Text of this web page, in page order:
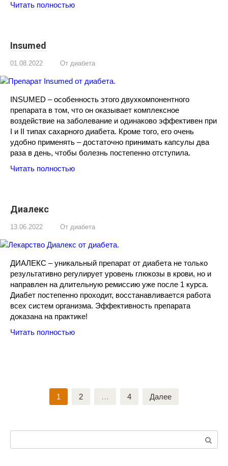
Читать полностью
Insumed
01.08.2022 От диабета
INSUMED – особенность этого двухкомпонентного
препарата в том, что он оказывает комплексное
воздействие на заболевание и одинаково эффективен при
I и II типах сахарного диабета. Кроме того, его очень
удобно применять – достаточно принимать капсулы два
раза в день, чтобы болезнь постепенно отступила.
Читать полностью
Диалекс
13.06.2022 От диабета
ДИАЛЕКС – уникальный препарат от диабета не только
результативно регулирует уровень глюкозы в крови, но и
направлен на длительную ремиссию уже после 1 курса.
Диабет постепенно проходит, восстанавливается работа
всех систем организма. Эффективность препарата
доказана на практике!
Читать полностью
1 2 … 4 Далее